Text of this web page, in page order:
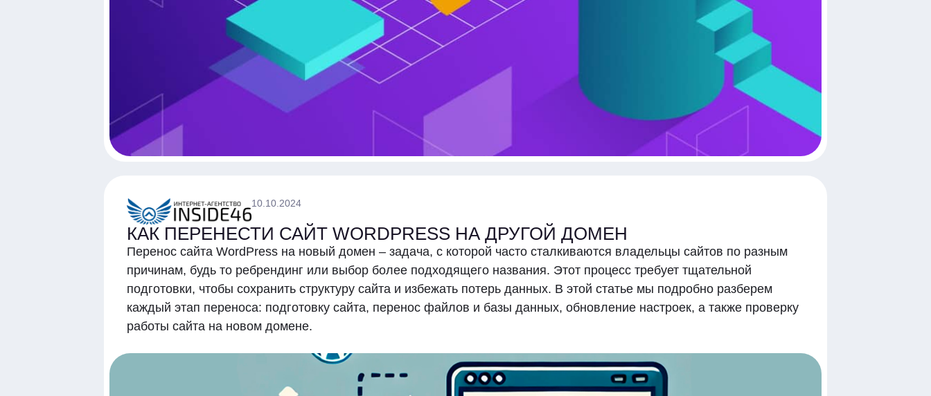
10.10.2024
КАК ПЕРЕНЕСТИ САЙТ WORDPRESS НА ДРУГОЙ ДОМЕН
Перенос сайта WordPress на новый домен – задача, с которой часто сталкиваются владельцы сайтов по разным
причинам, будь то ребрендинг или выбор более подходящего названия. Этот процесс требует тщательной
подготовки, чтобы сохранить структуру сайта и избежать потерь данных. В этой статье мы подробно разберем
каждый этап переноса: подготовку сайта, перенос файлов и базы данных, обновление настроек, а также проверку
работы сайта на новом домене.
Разработка сайтов
Поддержка сайтов
Контакты
+7 (919) 130-62-02
info@inside46.ru